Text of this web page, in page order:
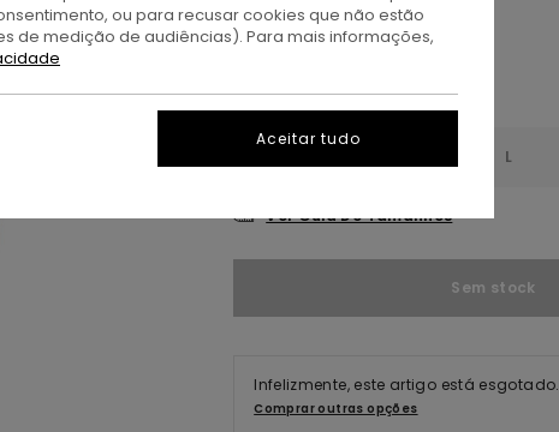
L
Ver Guia De Tamanhos
Sem stock
Infelizmente, este artigo está esgotado.
Comprar outras opções
ou para recusar cookies que não estão
de medição de audiências). Para mais informações,
Aceitar tudo